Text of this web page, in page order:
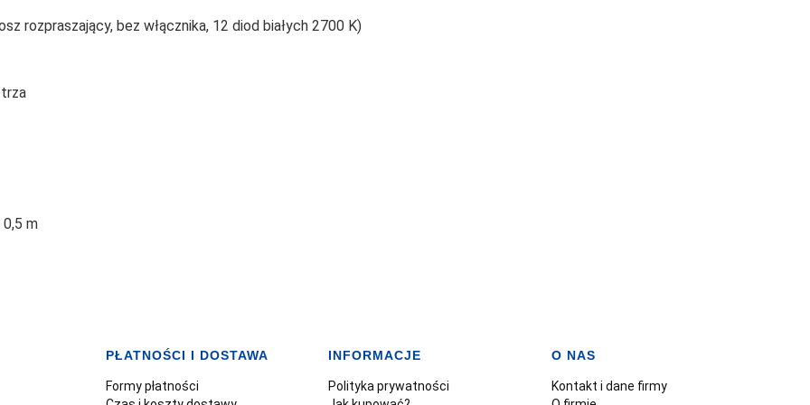
rozpraszający, bez włącznika, 12 diod białych 2700 K)
m
PŁATNOŚCI I DOSTAWA
Formy płatności
INFORMACJE
Polityka prywatności
O NAS
Kontakt i dane firmy